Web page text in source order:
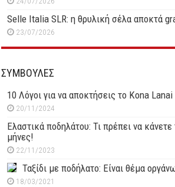
Selle Italia SLR: η θρυλική σέλα αποκτά
23/07/2026
ΣΥΜΒΟΥΛΕΣ
10 Λόγοι για να αποκτήσεις το Kona
20/11/2024
Ελαστικά ποδηλάτου: Τι πρέπει να κάνετε
μήνες!
22/11/2023
Ταξίδι με ποδήλατο: Είναι θέμα
18/03/2021